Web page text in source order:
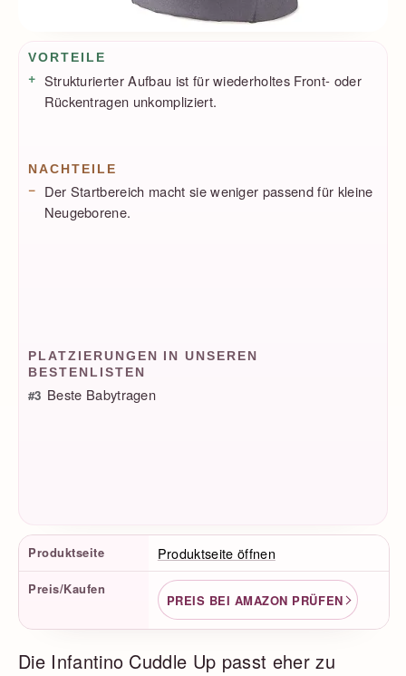
Vorteile / Nachteile
VORTEILE
Strukturierter Aufbau ist für wiederholtes Front- oder
Rückentragen unkompliziert.
NACHTEILE
Der Startbereich macht sie weniger passend für kleine
Neugeborene.
PLATZIERUNGEN IN UNSEREN
BESTENLISTEN
#3 Beste Babytragen
Produktfakten
Produktseite Produktseite öffnen
Preis/Kaufen
PREIS BEI AMAZON PRÜFEN
Die Infantino Cuddle Up passt eher zu